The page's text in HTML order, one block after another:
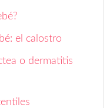
el calostro
o dermatitis